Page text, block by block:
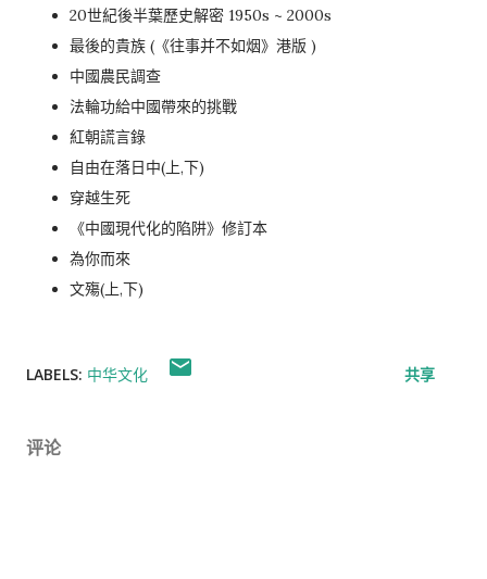
20世紀後半葉歷史解密 1950s ~ 2000s
最後的貴族 (《往事并不如烟》港版 )
中國農民調查
法輪功給中國帶來的挑戰
紅朝謊言錄
自由在落日中(上,下)
穿越生死
《中國現代化的陷阱》修訂本
為你而來
文殤(上,下)
LABELS: 中华文化 共享
评论